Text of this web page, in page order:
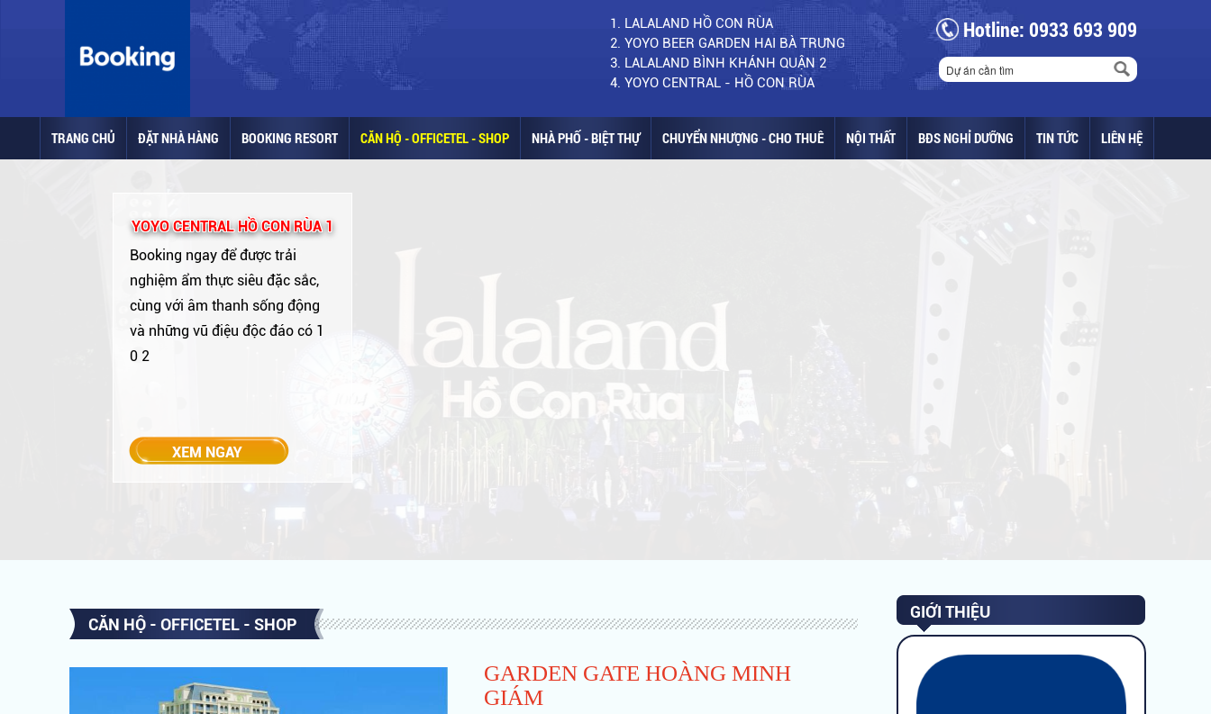
1. LALALAND HỒ CON RÙA
2. YOYO BEER GARDEN HAI BÀ TRƯNG
3. LALALAND BÌNH KHÁNH QUẬN 2
4. YOYO CENTRAL - HỒ CON RÙA
Hotline: 0933 693 909
TRANG CHỦ ĐẶT NHÀ HÀNG BOOKING RESORT CĂN HỘ - OFFICETEL - SHOP NHÀ PHỐ - BIỆT THỰ CHUYỂN NHƯỢNG - CHO THUÊ NỘI THẤT BĐS NGHỈ DƯỠNG TIN TỨC LIÊN HỆ
YOYO CENTRAL HỒ CON RÙA 1
Booking ngay để được trải
nghiệm ẩm thực siêu đặc sắc,
cùng với âm thanh sống động
và những vũ điệu độc đáo có 1
0 2
CĂN HỘ - OFFICETEL - SHOP
GARDEN GATE HOÀNG MINH
GIÁM
GIỚI THIỆU